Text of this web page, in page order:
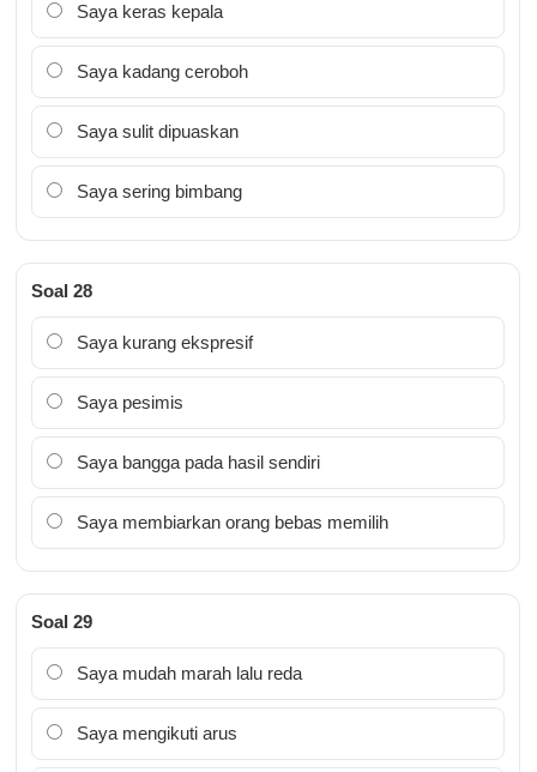
Saya keras kepala
Saya kadang ceroboh
Saya sulit dipuaskan
Saya sering bimbang
Soal 28
Saya kurang ekspresif
Saya pesimis
Saya bangga pada hasil sendiri
Saya membiarkan orang bebas memilih
Soal 29
Saya mudah marah lalu reda
Saya mengikuti arus